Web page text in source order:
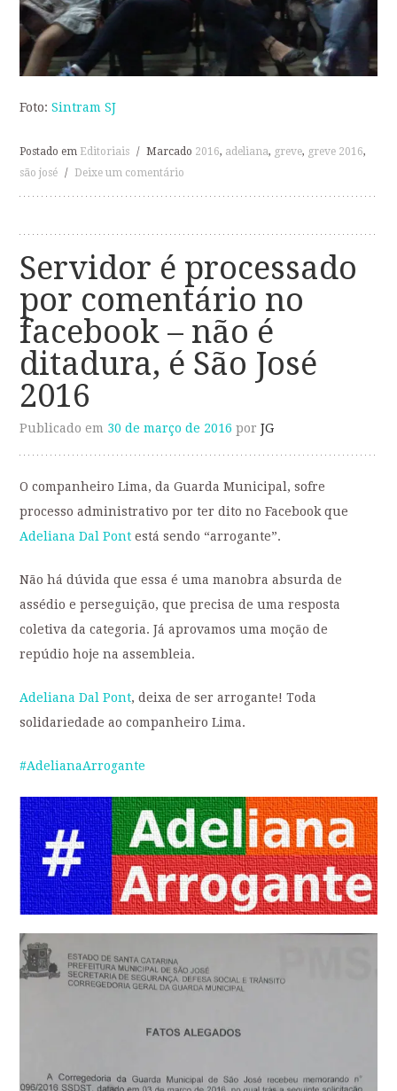
Foto:Sintram SJ
Postado em Editoriais / Marcado 2016, adeliana, greve, greve 2016,
são josé
/ Deixe um comentário
Servidor é processado
por comentário no
facebook – não é
ditadura, é São José
2016
Publicado em 30 de março de 2016 porJG
O companheiro Lima, da Guarda Municipal, sofre
processo administrativo por ter dito no Facebook que
Adeliana Dal Pont está sendo “arrogante”.
Não há dúvida que essa é uma manobra absurda de
assédio e perseguição, que precisa de uma resposta
coletiva da categoria. Já aprovamos uma moção de
repúdio hoje na assembleia.
Adeliana Dal Pont, deixa de ser arrogante! Toda
solidariedade ao companheiro Lima.
‪#‎AdelianaArrogante‬